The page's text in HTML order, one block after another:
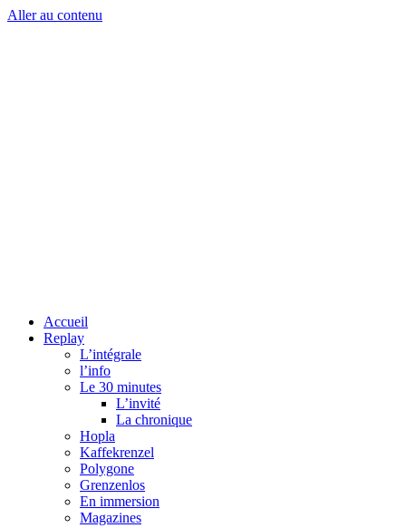
Aller au contenu
Accueil
Replay
L’intégrale
l’info
Le 30 minutes
L’invité
La chronique
Hopla
Kaffekrenzel
Polygone
Grenzenlos
En immersion
Magazines